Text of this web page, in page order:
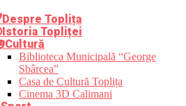
Despre Toplița
Istoria Topliței
Cultură
Biblioteca Municipală “George
Sbârcea”
Casa de Cultură Toplița
Cinema 3D Calimani